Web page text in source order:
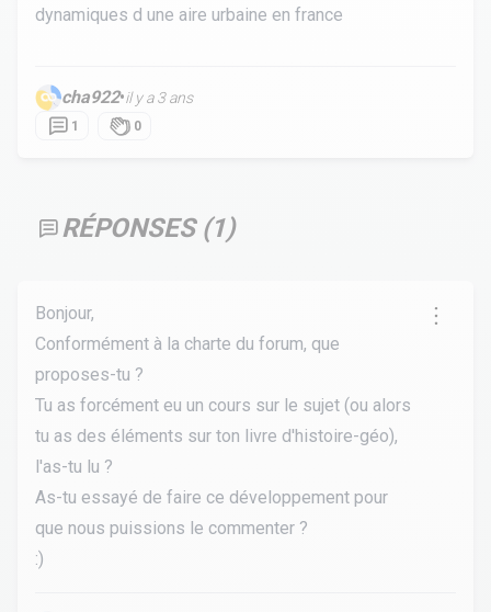
dynamiques d une aire urbaine en france
cha922•il y a 3 ans
1 0
RÉPONSES (1)
Bonjour,
Conformément à la charte du forum, que
proposes-tu ?
Tu as forcément eu un cours sur le sujet (ou alors
tu as des éléments sur ton livre d'histoire-géo),
l'as-tu lu ?
As-tu essayé de faire ce développement pour
que nous puissions le commenter ?
:)